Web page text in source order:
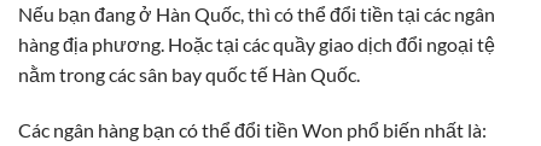
Nếu bạn đang ở Hàn Quốc, thì có thể đổi tiền tại các ngân
hàng địa phương. Hoặc tại các quầy giao dịch đổi ngoại tệ
nằm trong các sân bay quốc tế Hàn Quốc.
Các ngân hàng bạn có thể đổi tiền Won phổ biến nhất là: